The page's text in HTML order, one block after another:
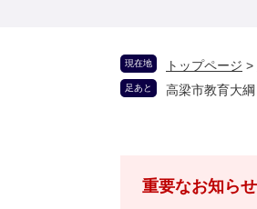
現在地 トップページ >
足あと 高梁市教育大綱
重要なお知らせ